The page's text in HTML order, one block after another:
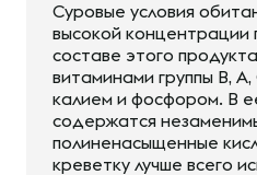
Суровые условия
высокой концентрации
составе этого
витаминами группы B, А,
калием и фосфором. В
содержатся
полиненасыщенные
креветку лучше всего